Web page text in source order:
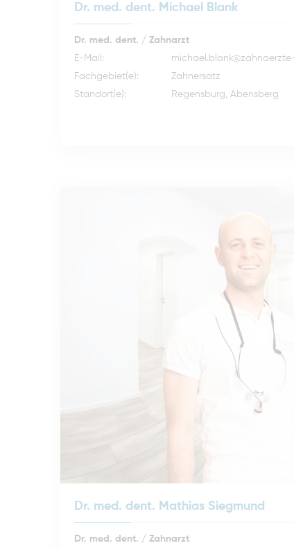
Dr. med. dent. Michael Blank
Dr. med. dent. / Zahnarzt
E-Mail:
Fachgebiet(e):
Zahnersatz
Standort(e):
Regensburg, Abensberg
Dr. med. dent. Mathias Siegmund
Dr. med. dent. / Zahnarzt